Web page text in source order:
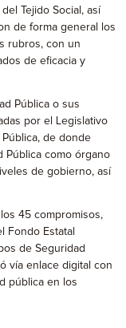
Tejido Social, así
de forma general los
rubros, con un
de eficacia y
Pública o sus
por el Legislativo
Pública, de donde
Pública como órgano
de gobierno, así
45 compromisos,
Fondo Estatal
de Seguridad
vía enlace digital con
pública en los